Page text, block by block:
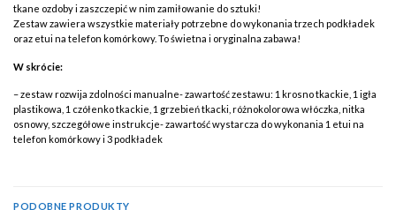
tkane ozdoby i zaszczepić w nim zamiłowanie do sztuki!
Zestaw zawiera wszystkie materiały potrzebne do wykonania trzech podkładek
oraz etui na telefon komórkowy. To świetna i oryginalna zabawa!
W skrócie:
– zestaw rozwija zdolności manualne- zawartość zestawu: 1 krosno tkackie, 1 igła
plastikowa, 1 czółenko tkackie, 1 grzebień tkacki, różnokolorowa włóczka, nitka
osnowy, szczegółowe instrukcje- zawartość wystarcza do wykonania 1 etui na
telefon komórkowy i 3 podkładek
PODOBNE PRODUKTY